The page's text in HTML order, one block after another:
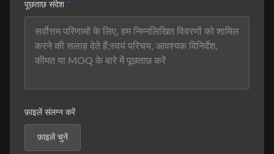
पूछताछ संदेश *
फ़ाइलें संलग्न करें
फ़ाइलें चुनें